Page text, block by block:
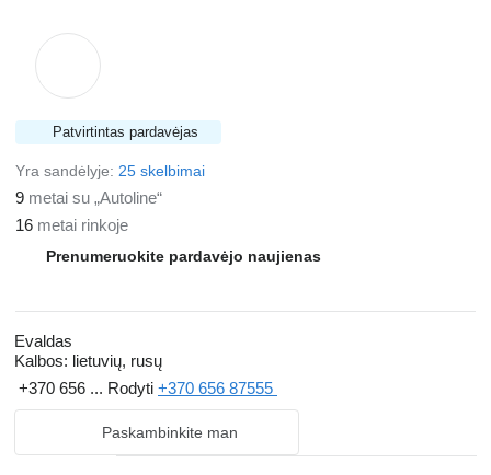
Patvirtintas pardavėjas
Yra sandėlyje: 25 skelbimai
9 metai su „Autoline“
16 metai rinkoje
Prenumeruokite pardavėjo naujienas
Evaldas
Kalbos: lietuvių, rusų
+370 656 ... Rodyti +370 656 87555
Paskambinkite man